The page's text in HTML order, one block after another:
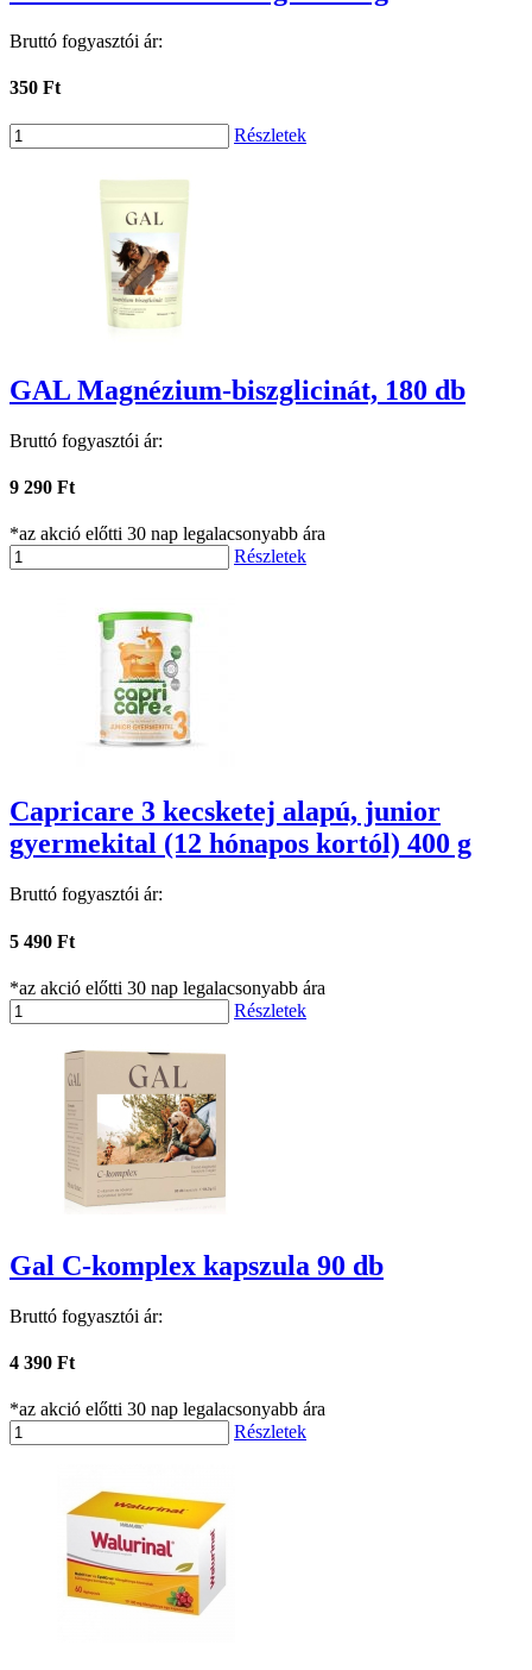
Bruttó fogyasztói ár:
350 Ft
Részletek
GAL Magnézium-biszglicinát, 180 db
Bruttó fogyasztói ár:
9 290 Ft
*az akció előtti 30 nap legalacsonyabb ára
Részletek
Capricare 3 kecsketej alapú, junior
gyermekital (12 hónapos kortól) 400 g
Bruttó fogyasztói ár:
5 490 Ft
*az akció előtti 30 nap legalacsonyabb ára
Részletek
Gal C-komplex kapszula 90 db
Bruttó fogyasztói ár:
4 390 Ft
*az akció előtti 30 nap legalacsonyabb ára
Részletek